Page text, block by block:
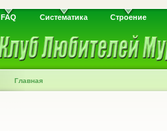
FAQ Систематика Строение
Главная